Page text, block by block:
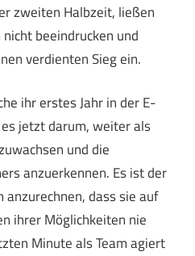
zweiten Halbzeit, ließen
beeindrucken und
verdienten Sieg ein.
ihr erstes Jahr in der E-
jetzt darum, weiter als
und die
anzuerkennen. Es ist der
anzurechnen, dass sie auf
ihrer Möglichkeiten nie
Minute als Team agiert